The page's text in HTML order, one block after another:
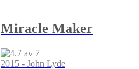
Miracle Maker
2015 - John Lyde